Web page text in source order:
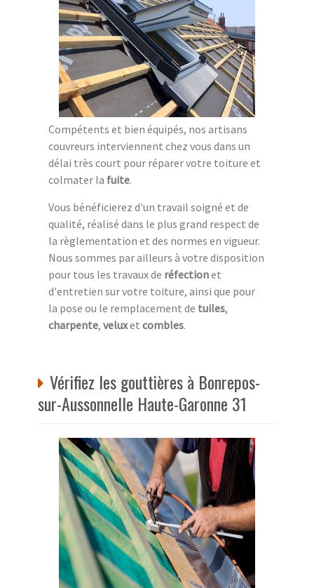
Compétents et bien équipés, nos artisans
couvreurs interviennent chez vous dans un
délai très court pour réparer votre toiture et
colmater la fuite.
Vous bénéficierez d'un travail soigné et de
qualité, réalisé dans le plus grand respect de
la règlementation et des normes en vigueur.
Nous sommes par ailleurs à votre disposition
pour tous les travaux de réfectionet
d'entretien sur votre toiture, ainsi que pour
la pose ou le remplacement de tuiles,
charpente, veluxet combles.
Vérifiez les gouttières à Bonrepos-
sur-Aussonnelle Haute-Garonne 31